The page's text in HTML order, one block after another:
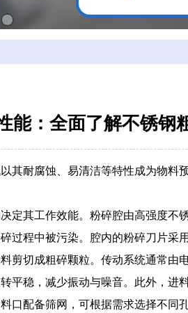
能：全面了解不锈钢
其耐腐蚀、易清洁等特性成为物料
定其工作效能。粉碎腔由高强度不
过程中被污染。腔内的粉碎刀片采
剪切成粗碎颗粒。传动系统通常由
平稳，减少振动与噪音。此外，进
口配备筛网，可根据需求选择不同